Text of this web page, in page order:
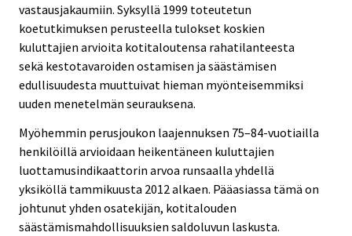
vastausjakaumiin. Syksyllä 1999 toteutetun
koetutkimuksen perusteella tulokset koskien
kuluttajien arvioita kotitaloutensa rahatilanteesta
sekä kestotavaroiden ostamisen ja säästämisen
edullisuudesta muuttuivat hieman myönteisemmiksi
uuden menetelmän seurauksena.
Myöhemmin perusjoukon laajennuksen 75–84-vuotiailla
henkilöillä arvioidaan heikentäneen kuluttajien
luottamusindikaattorin arvoa runsaalla yhdellä
yksiköllä tammikuusta 2012 alkaen. Pääasiassa tämä on
johtunut yhden osatekijän, kotitalouden
säästämismahdollisuuksien saldoluvun laskusta.